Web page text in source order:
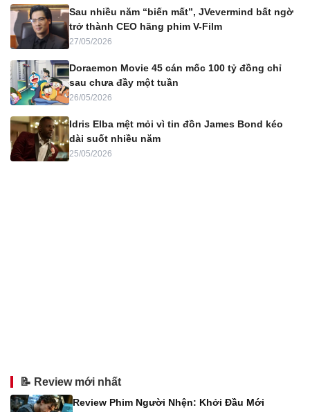
Sau nhiều năm “biến mất”, JVevermind bất ngờ
trở thành CEO hãng phim V-Film
27/05/2026
Doraemon Movie 45 cán mốc 100 tỷ đồng chỉ
sau chưa đầy một tuần
26/05/2026
Idris Elba mệt mỏi vì tin đồn James Bond kéo
dài suốt nhiều năm
25/05/2026
📝 Review mới nhất
Review Phim Người Nhện: Khởi Đầu Mới